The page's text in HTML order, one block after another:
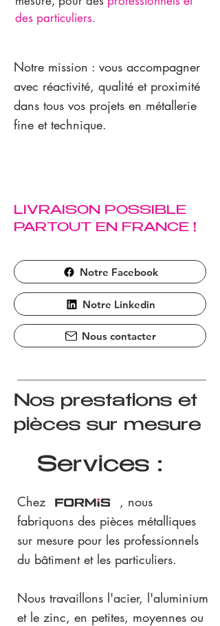
des particuliers.
Notre mission : vous accompagner
avec réactivité, qualité et proximité
dans tous vos projets en métallerie
fine et technique.
LIVRAISON POSSIBLE
PARTOUT EN FRANCE !
Notre Facebook
Notre Linkedin
Nous contacter
Nos prestations et
pièces sur mesure
Services :
Chez , nous
fabriquons des pièces métalliques
sur mesure pour les professionnels
du bâtiment et les particuliers.
Nous travaillons l'acier, l'aluminium
et le zinc, en petites, moyennes ou